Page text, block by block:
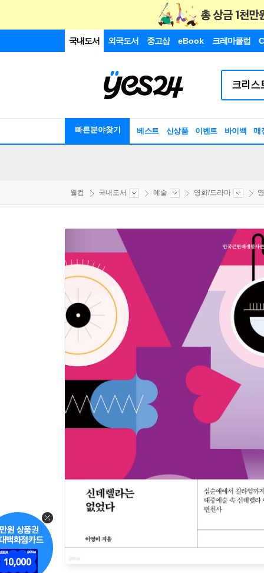
국내도서 외국도서 중고샵 eBook 크레마클럽
빠른분야찾기 베스트 신상품 이벤트 바이백 매
웰컴 국내도서 예술 영화/드라마